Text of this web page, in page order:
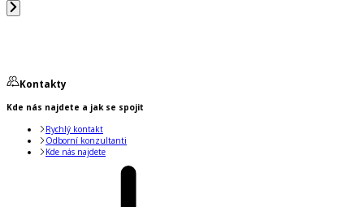
Kontakty
Kde nás najdete a jak se spojit
Rychlý kontakt
Odborní konzultanti
Kde nás najdete